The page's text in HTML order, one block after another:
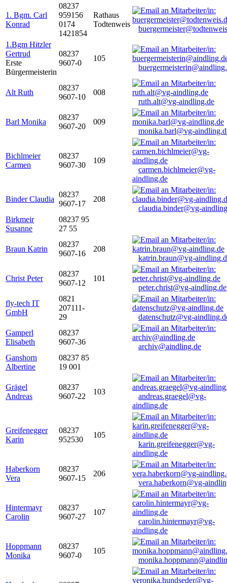
1. Bgm. Carl
Konrad
08237
959156
0174
1421854
Rathaus
Todtenweis
1.Bgm Hitzler
Gertrud
Erste
Bürgermeisterin
08237
9607-0
105
Alt Ruth
08237
9607-10
008
ruth.alt@vg-aindling.de
Barl Monika
08237
9607-20
009
monika.barl@vg-
Bichlmeier
Carmen
08237
9607-30
109
carmen.bichlmeier@vg-
aindling.de
Binder Claudia
08237
9607-17
208
claudia.binder@vg-
Birkmeir
Susanne
08237 95
27 55
Braun Katrin
08237
9607-16
208
katrin.braun@vg-
Christ Peter
08237
9607-12
101
peter.christ@vg-aindling.de
fly-tech IT
GmbH
0821
207111-
29
datenschutz@vg-
Gamperl
Elisabeth
08237
9607-36
archiv@aindling.de
Ganshorn
Albertine
08237 85
19 001
Grägel
Andreas
08237
9607-22
103
andreas.graegel@vg-
aindling.de
Greifenegger
Karin
08237
952530
105
karin.greifenegger@vg-
aindling.de
Haberkorn
Vera
08237
9607-15
206
vera.haberkorn@vg-
Hintermayr
Carolin
08237
9607-27
107
carolin.hintermayr@vg-
aindling.de
Hoppmann
Monika
08237
9607-0
105